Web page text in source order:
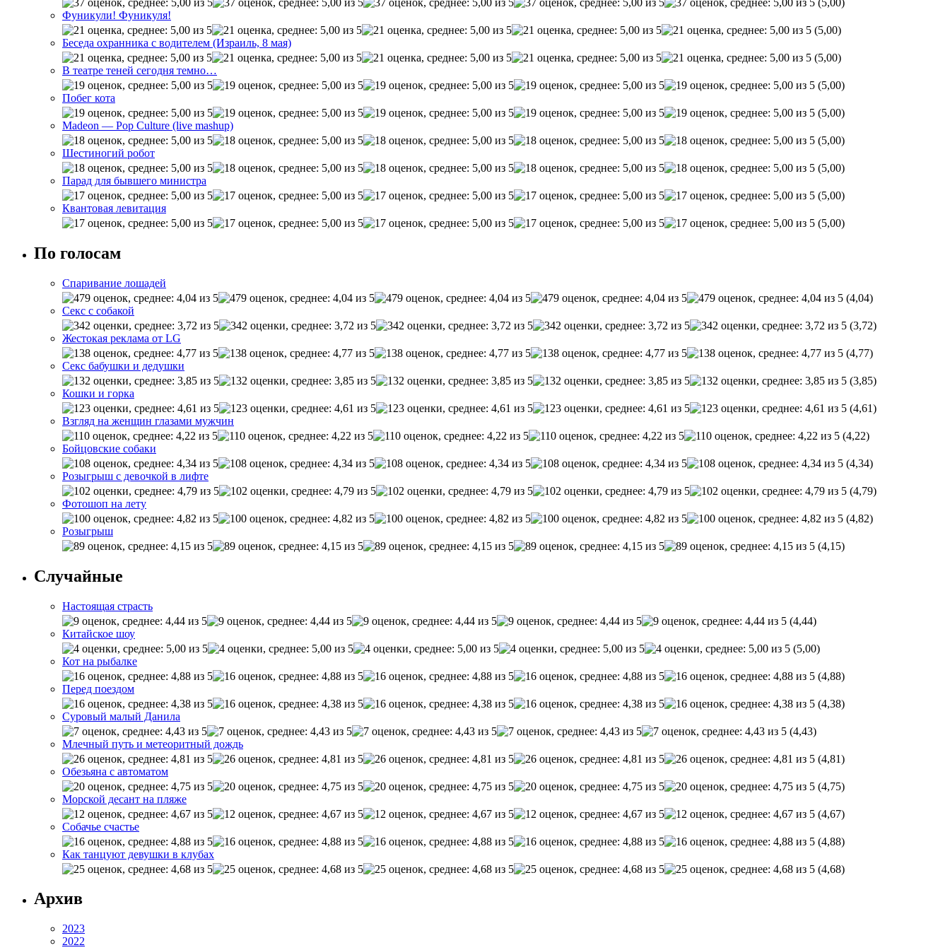
Фуникули! Фуникуля!
(5,00)
Беседа охранника с водителем (Израиль, 8 мая)
(5,00)
В театре теней сегодня темно…
(5,00)
Побег кота
(5,00)
Madeon — Pop Culture (live mashup)
(5,00)
Шестиногий робот
(5,00)
Парад для бывшего министра
(5,00)
Квантовая левитация
(5,00)
По голосам
Спаривание лошадей
(4,04)
Секс с собакой
(3,72)
Жестокая реклама от LG
(4,77)
Секс бабушки и дедушки
(3,85)
Кошки и горка
(4,61)
Взгляд на женщин глазами мужчин
(4,22)
Бойцовские собаки
(4,34)
Розыгрыш с девочкой в лифте
(4,79)
Фотошоп на лету
(4,82)
Розыгрыш
(4,15)
Случайные
Настоящая страсть
(4,44)
Китайское шоу
(5,00)
Кот на рыбалке
(4,88)
Перед поездом
(4,38)
Суровый малый Данила
(4,43)
Млечный путь и метеоритный дождь
(4,81)
Обезьяна с автоматом
(4,75)
Морской десант на пляже
(4,67)
Собачье счастье
(4,88)
Как танцуют девушки в клубах
(4,68)
Архив
2023
2022